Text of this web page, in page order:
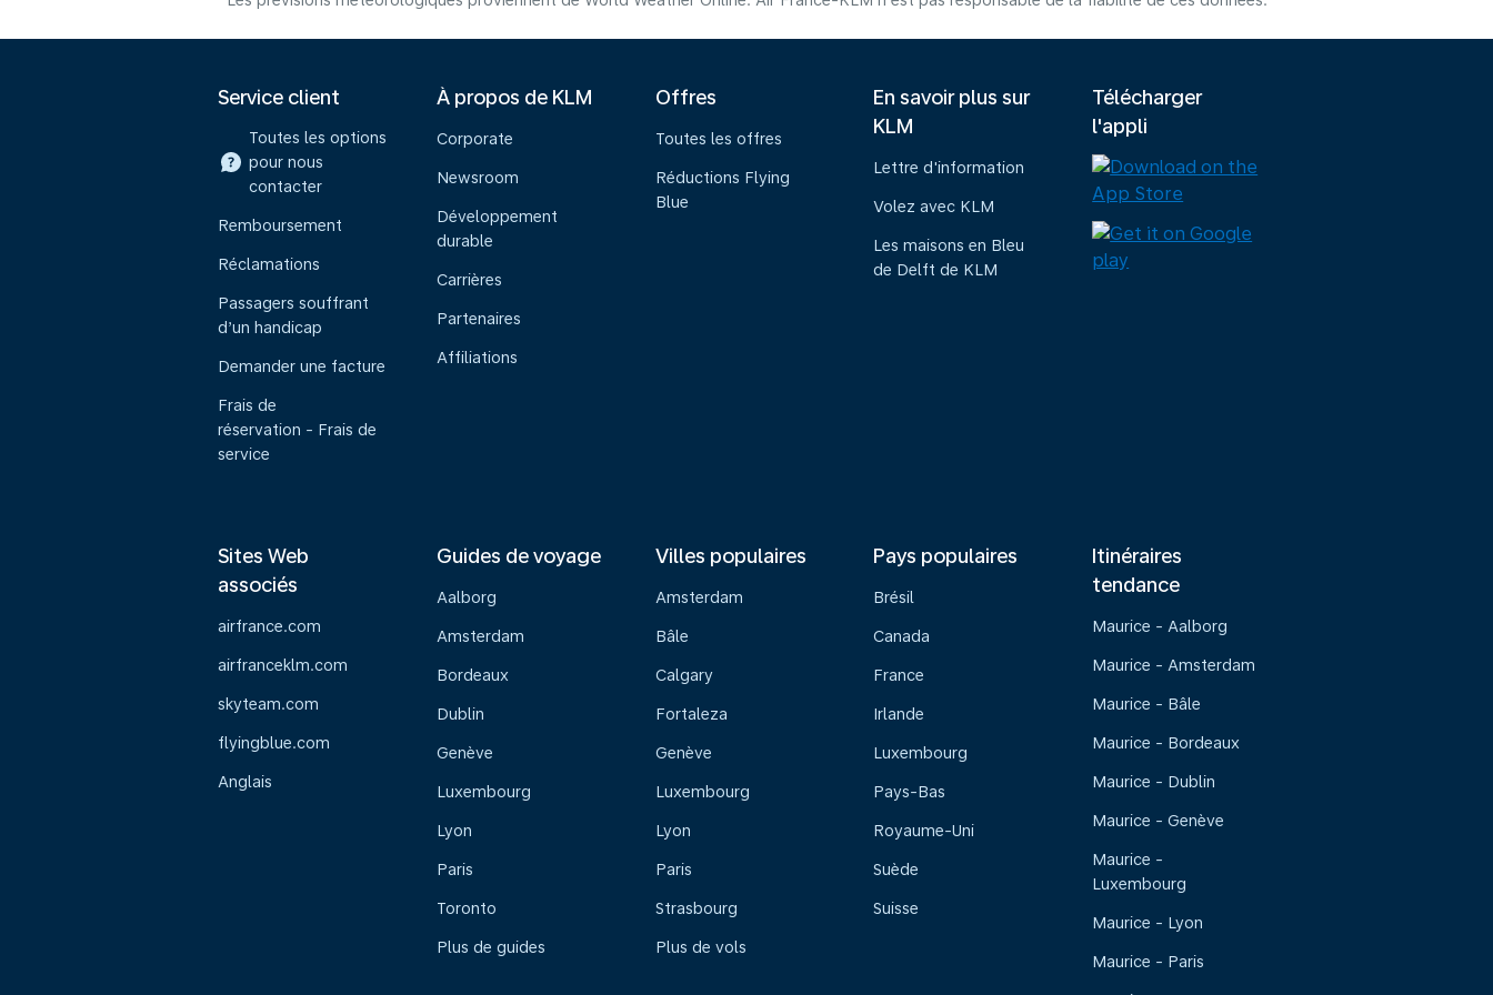
Service client
Toutes les options
pour nous
contacter
Remboursement
Réclamations
Passagers souffrant
d’un handicap
Demander une facture
Frais de
réservation - Frais de
service
À propos de KLM
Corporate
Newsroom
Développement
durable
Carrières
Partenaires
Affiliations
Offres
Toutes les offres
Réductions Flying
Blue
En savoir plus sur
KLM
Lettre d'information
Volez avec KLM
Les maisons en Bleu
de Delft de KLM
Télécharger
l'appli
Sites Web
associés
airfrance.com
airfranceklm.com
skyteam.com
flyingblue.com
Anglais
Guides de voyage
Aalborg
Amsterdam
Bordeaux
Dublin
Genève
Luxembourg
Lyon
Paris
Toronto
Plus de guides
Villes populaires
Amsterdam
Bâle
Calgary
Fortaleza
Genève
Luxembourg
Lyon
Paris
Strasbourg
Plus de vols
Pays populaires
Brésil
Canada
France
Irlande
Luxembourg
Pays-Bas
Royaume-Uni
Suède
Suisse
Itinéraires
tendance
Maurice - Aalborg
Maurice - Amsterdam
Maurice - Bâle
Maurice - Bordeaux
Maurice - Dublin
Maurice - Genève
Maurice -
Luxembourg
Maurice - Lyon
Maurice - Paris